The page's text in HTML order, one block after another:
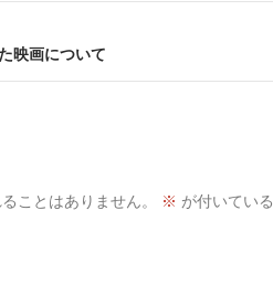
映画について
ことはありません。 ※ が付いている